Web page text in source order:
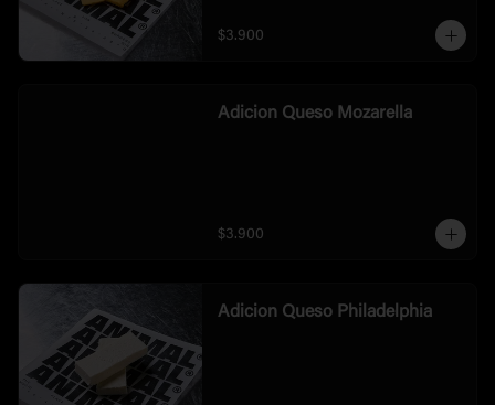
$3.900
Adicion Queso Mozarella
$3.900
Adicion Queso Philadelphia